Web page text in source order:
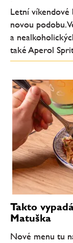
Letní víkendové
novou podobu.
a
také Aperol
Takto
Matuška
Nové menu tu